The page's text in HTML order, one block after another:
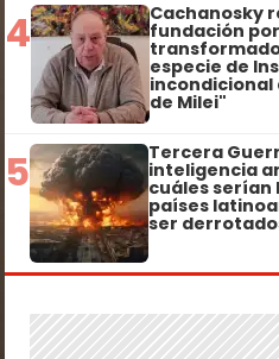
4 Cachanosky
fundación
especie de
incondicional
de Milei"
5 Tercera
inteligencia
cuáles serían
países
ser